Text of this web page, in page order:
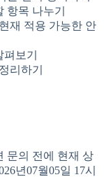
항목 나누기
재 적용 가능한 안
보기
리하기
문의 전에 현재 상
년07월05일 17시